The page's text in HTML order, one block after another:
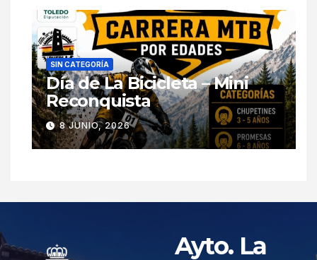
SIN CATEGORÍA
Día de La Bicicleta – Mini
Reconquista
8 JUNIO, 2026
Ayto. La